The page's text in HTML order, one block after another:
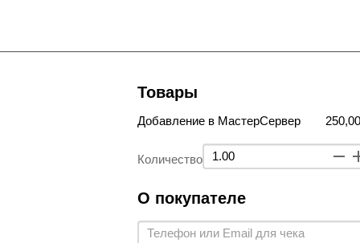
Товары
Добавление в МастерСервер
Количество
О покупателе